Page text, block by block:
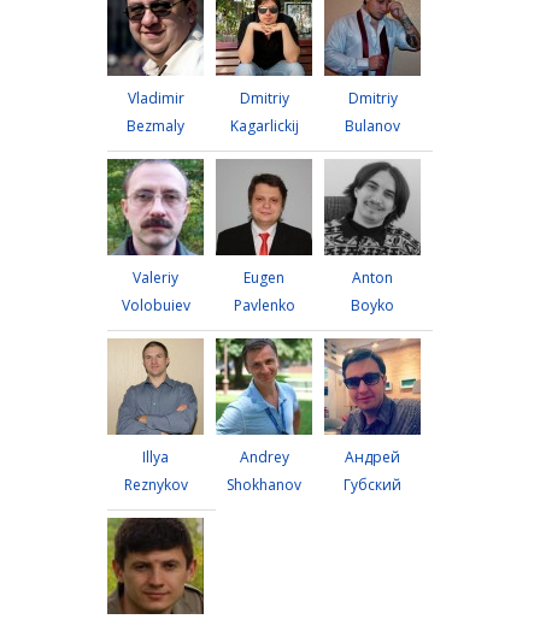
Vladimir
Bezmaly
Dmitriy
Kagarlickij
Dmitriy
Bulanov
Valeriy
Volobuiev
Eugen
Pavlenko
Anton
Boyko
Illya
Reznykov
Andrey
Shokhanov
Андрей
Губский